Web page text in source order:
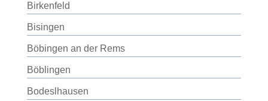
Birkenfeld
Bisingen
Böbingen an der Rems
Böblingen
Bodeslhausen